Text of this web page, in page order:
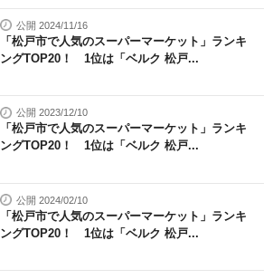
公開 2024/11/16
「松戸市で人気のスーパーマーケット」ランキ
ングTOP20！ 1位は「ベルク 松戸...
公開 2023/12/10
「松戸市で人気のスーパーマーケット」ランキ
ングTOP20！ 1位は「ベルク 松戸...
公開 2024/02/10
「松戸市で人気のスーパーマーケット」ランキ
ングTOP20！ 1位は「ベルク 松戸...